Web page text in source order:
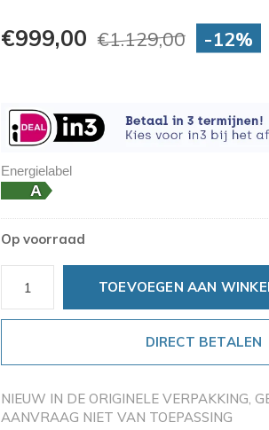
€999,00 €1.129,00 -12%
Energielabel
Op voorraad
TOEVOEGEN AAN
DIRECT BETALEN
NIEUW IN DE ORIGINELE VERPAKKING,
AANVRAAG NIET VAN TOEPASSING